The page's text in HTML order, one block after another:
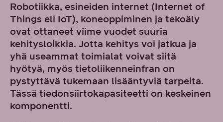
Robotiikka, esineiden internet (Internet of
Things eli IoT), koneoppiminen ja tekoäly
ovat ottaneet viime vuodet suuria
kehitysloikkia. Jotta kehitys voi jatkua ja
yhä useammat toimialat voivat siitä
hyötyä, myös tietoliikenneinfran on
pystyttävä tukemaan lisääntyviä tarpeita.
Tässä tiedonsiirtokapasiteetti on keskeinen
komponentti.